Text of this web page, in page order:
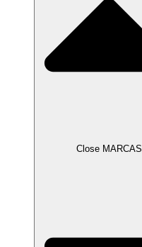
Close MARCAS